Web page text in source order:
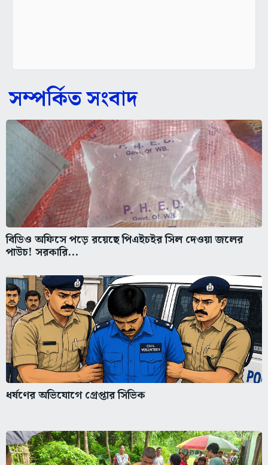
সম্পর্কিত সংবাদ
বিডিও অফিসে পড়ে রয়েছে পিএইচইর সিল দেওয়া জলের
পাউচ! সরকারি...
ধর্ষণের অভিযোগে গ্রেপ্তার সিভিক